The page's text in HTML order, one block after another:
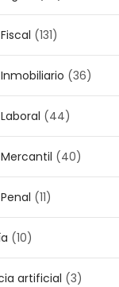
(131)
(36)
(44)
(40)
(11)
(10)
artificial (3)